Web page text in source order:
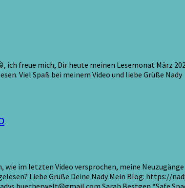
freue mich, Dir heute meinen Lesemonat März
Viel Spaß bei meinem Video und liebe Grüße Nady
im letzten Video versprochen, meine
Liebe Grüße Deine Nady Mein Blog: